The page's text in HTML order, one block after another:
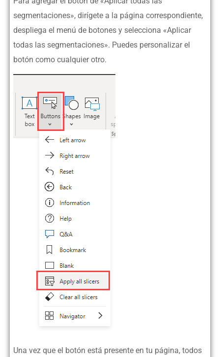
segmentaciones», dirígete a la página correspondiente,
despliega el menú de botones y selecciona «Aplicar
todas las segmentaciones». Puedes personalizar el
botón como cualquier otro.
Una vez que el botón está presente en tu página, todos